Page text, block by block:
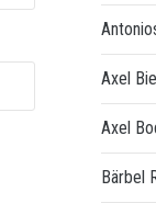
Axel
Axel
Bärbel